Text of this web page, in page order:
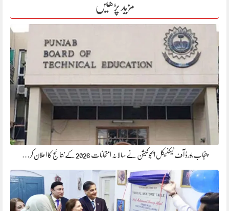
مزید پڑھیں
پنجاب بورڈ آف ٹیکنیکل ایجوکیشن نے سالانہ امتحانات 2026 کے نتائج کا اعلان کر…